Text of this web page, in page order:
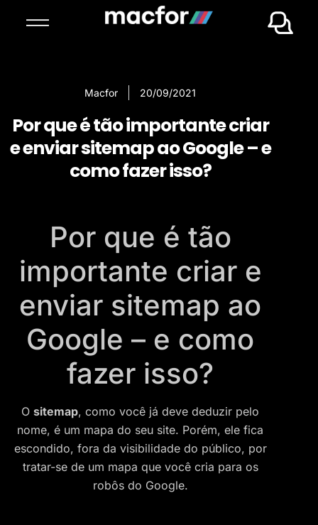
Macfor 20/09/2021
Por que é tão importante criar
e enviar sitemap ao Google – e
como fazer isso?
Por que é tão
importante criar e
enviar sitemap ao
Google – e como
fazer isso?
O sitemap, como você já deve deduzir pelo
nome, é um mapa do seu site. Porém, ele fica
escondido, fora da visibilidade do público, por
tratar-se de um mapa que você cria para os
robôs do Google.